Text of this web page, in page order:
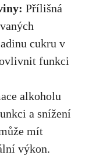
Přílišná
cukru v
funkci
alkoholu
a snížení
mít
výkon.